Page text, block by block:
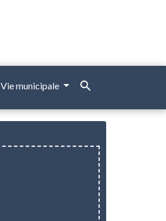
Vie municipale search